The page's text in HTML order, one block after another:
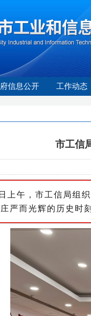
信息公开 工作动态
市工信
上午 ，市工信局组
严而光辉的历史时刻